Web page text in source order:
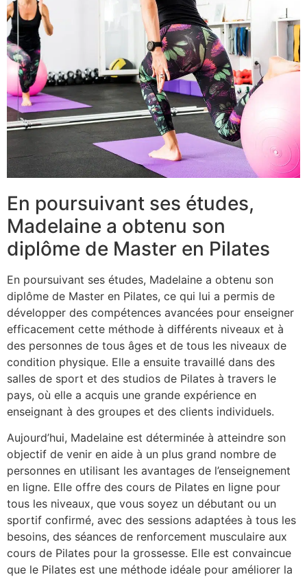
En poursuivant ses études,
Madelaine a obtenu son
diplôme de Master en Pilates
En poursuivant ses études, Madelaine a obtenu son
diplôme de Master en Pilates, ce qui lui a permis de
développer des compétences avancées pour enseigner
efficacement cette méthode à différents niveaux et à
des personnes de tous âges et de tous les niveaux de
condition physique. Elle a ensuite travaillé dans des
salles de sport et des studios de Pilates à travers le
pays, où elle a acquis une grande expérience en
enseignant à des groupes et des clients individuels.
Aujourd’hui, Madelaine est déterminée à atteindre son
objectif de venir en aide à un plus grand nombre de
personnes en utilisant les avantages de l’enseignement
en ligne. Elle offre des cours de Pilates en ligne pour
tous les niveaux, que vous soyez un débutant ou un
sportif confirmé, avec des sessions adaptées à tous les
besoins, des séances de renforcement musculaire aux
cours de Pilates pour la grossesse. Elle est convaincue
que le Pilates est une méthode idéale pour améliorer la